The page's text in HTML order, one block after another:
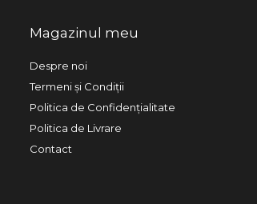
Magazinul meu
Despre noi
Termeni și Condiții
Politica de Confidențialitate
Politica de Livrare
Contact